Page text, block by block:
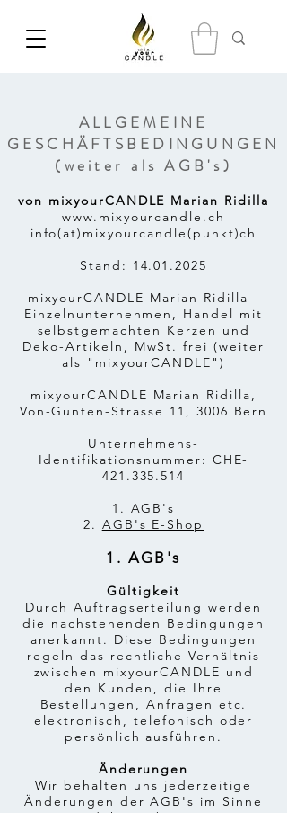
ALLGEMEINE
GESCHÄFTSBEDINGUNGEN
(weiter als AGB's)
von mixyourCANDLE Marian Ridilla
www.mixyourcandle.ch
info(at)mixyourcandle(punkt)ch
Stand: 14.01.2025
mixyourCANDLE Marian Ridilla -
Einzelnunternehmen, Handel mit
selbstgemachten Kerzen und
Deko-Artikeln, MwSt. frei (weiter
als "mixyourCANDLE")
mixyourCANDLE Marian Ridilla,
Von-Gunten-Strasse 11, 3006 Bern
Unternehmens-
Identifikationsnummer: CHE-
421.335.514
1. AGB's
2. AGB's E-Shop
1. AGB's
Gültigkeit
Durch Auftragserteilung werden
die nachstehenden Bedingungen
anerkannt. Diese Bedingungen
regeln das rechtliche Verhältnis
zwischen mixyourCANDLE und
den Kunden, die Ihre
Bestellungen, Anfragen etc.
elektronisch, telefonisch oder
persönlich ausführen.
Änderungen
Wir behalten uns jederzeitige
Änderungen der AGB's im Sinne